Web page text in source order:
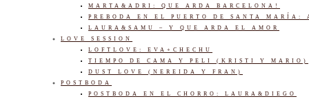
MARTA&ADRI: QUE ARDA BARCELONA!
PREBODA EN EL PUERTO DE SANTA MARÍA:
LAURA&SAMU – Y QUE ARDA EL AMOR
LOVE SESSION
LOFTLOVE: EVA+CHECHU
TIEMPO DE CAMA Y PELI (KRISTI Y MARIO)
DUST LOVE (NEREIDA Y FRAN)
POSTBODA
POSTBODA EN EL CHORRO: LAURA&DIEGO